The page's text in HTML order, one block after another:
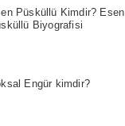
Püsküllü Kimdir? Esen
Biyografisi
Engür kimdir?